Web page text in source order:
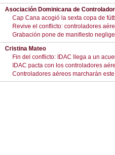
Asociación Dominicana de
Cap Cana acogió la sexta copa de
Revive el conflicto: controladores
Grabación pone de manifiesto
Cristina Mateo
Fin del conflicto: IDAC llega a un
IDAC pacta con los controladores
Controladores aéreos marcharán